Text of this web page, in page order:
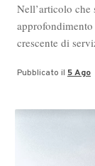
Nell’articolo che
crescente di
Pubblicato il 5 Ago